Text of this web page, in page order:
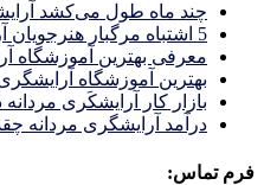
چند ماه طول می‌کشد
5 اشتباه مرگبار هنرجویان آرایشگری مردانه در کرج
معرفی بهترین آموزشگاه
بهترین آموزشگاه
بازار كار آرايشكَرى مردانه
درآمد آرایشگری مردانه
فرم تماس: